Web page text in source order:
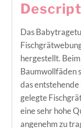
Das
hergestellt.
Baumwollfäden
das
gelegte
eine sehr hohe
angenehm zu